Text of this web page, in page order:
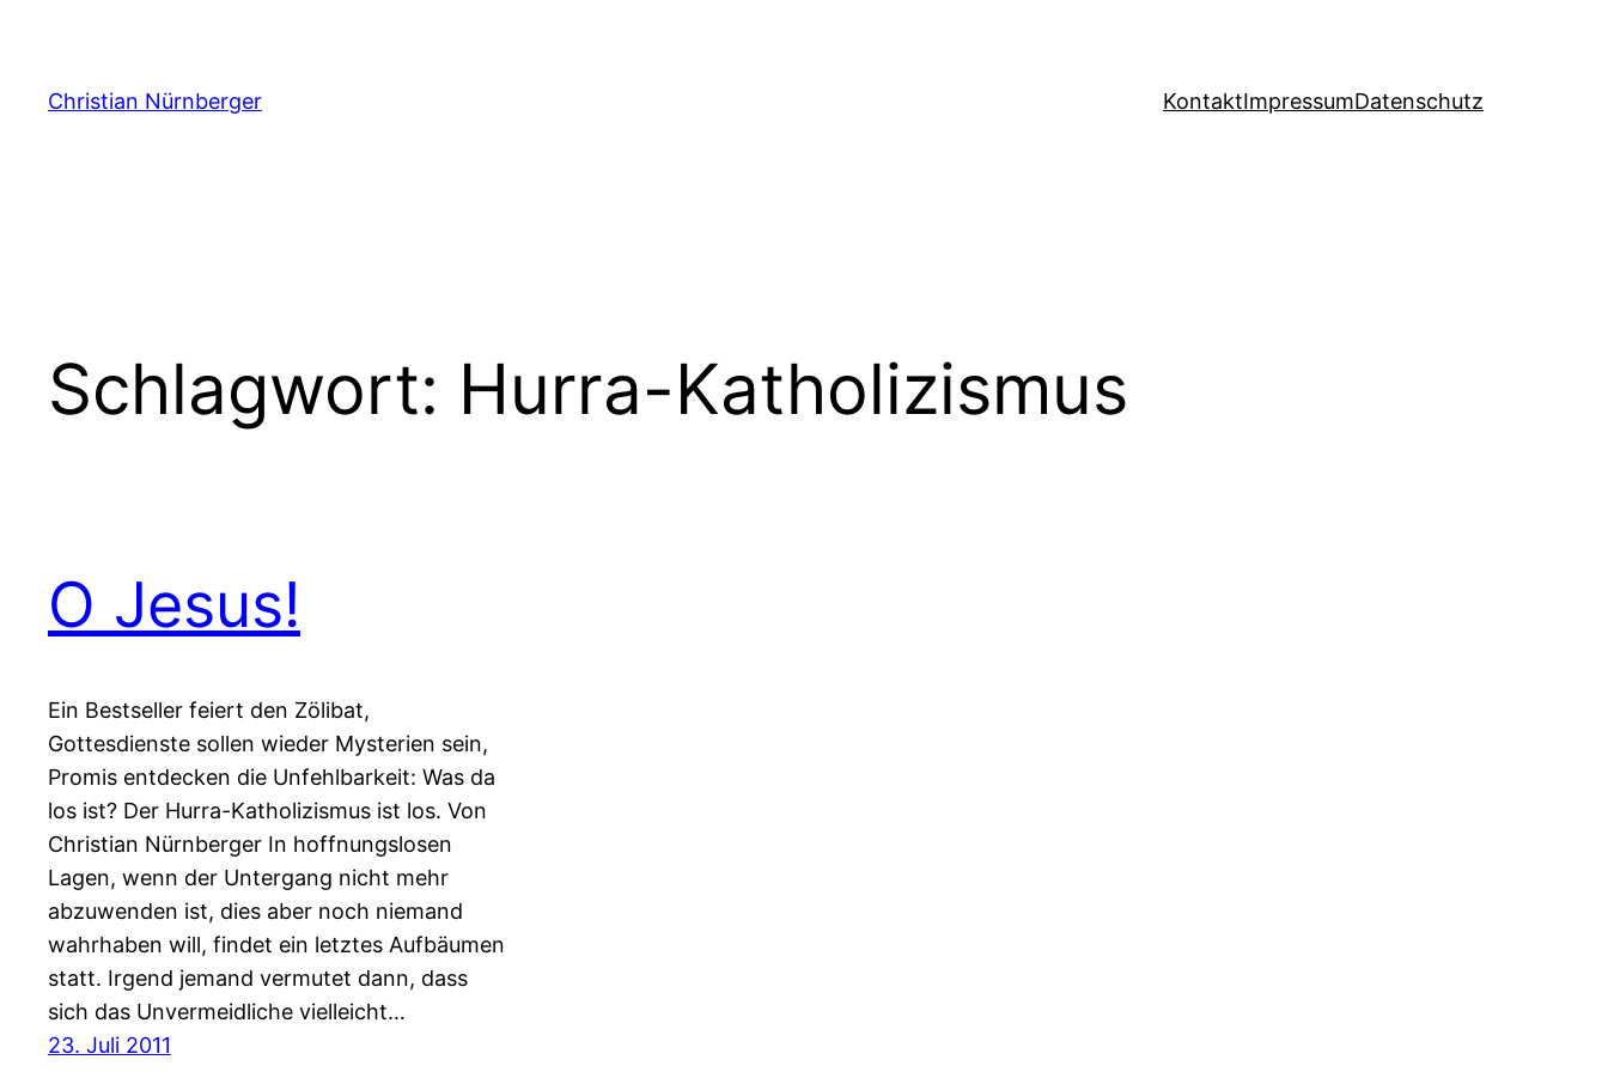
springen
Christian Nürnberger KontaktImpressumDatenschutz
Schlagwort: Hurra-Katholizismus
O Jesus!
Ein Bestseller feiert den Zölibat,
Gottesdienste sollen wieder Mysterien sein,
Promis entdecken die Unfehlbarkeit: Was da
los ist? Der Hurra-Katholizismus ist los. Von
Christian Nürnberger In hoffnungslosen
Lagen, wenn der Untergang nicht mehr
abzuwenden ist, dies aber noch niemand
wahrhaben will, findet ein letztes Aufbäumen
statt. Irgend jemand vermutet dann, dass
sich das Unvermeidliche vielleicht…
23. Juli 2011